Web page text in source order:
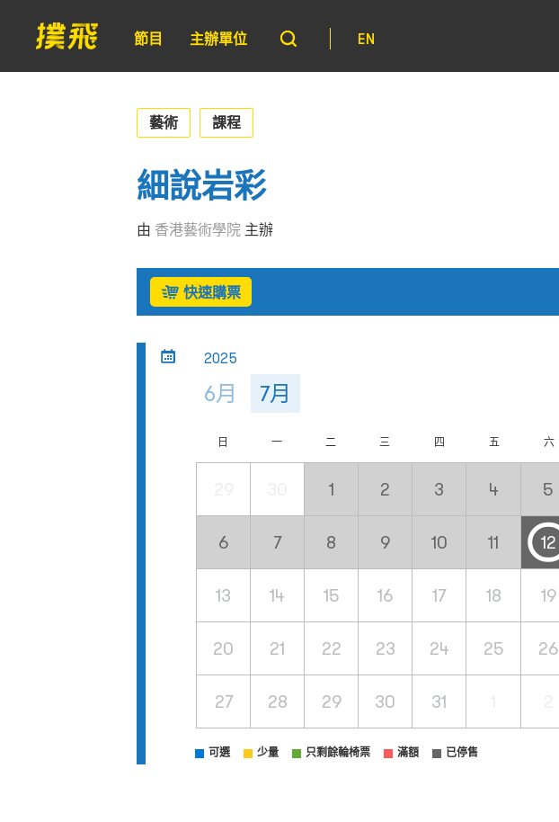
節目 主辦單位 EN
藝術 課程
細說岩彩​
由 香港藝術學院 主辦
快速購票
2025
6月 7月
日 一 二 三 四 五 六
1 2 3 4 5
6 7 8 9 10 11 12
13 14 15 16 17 18 19
20 21 22 23 24 25 26
27 28 29 30 31
可選 少量 只剩餘輪椅票 滿額 已停售